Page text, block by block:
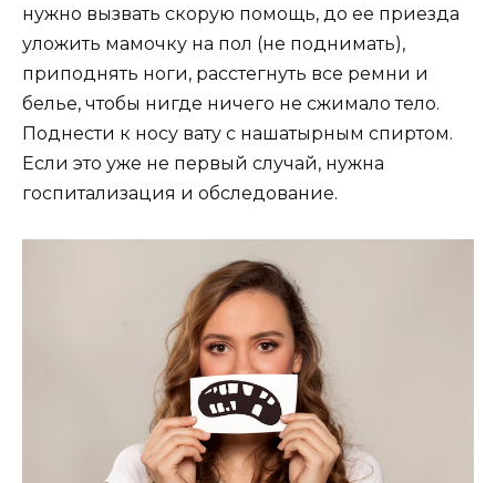
нужно вызвать скорую помощь, до ее приезда
уложить мамочку на пол (не поднимать),
приподнять ноги, расстегнуть все ремни и
белье, чтобы нигде ничего не сжимало тело.
Поднести к носу вату с нашатырным спиртом.
Если это уже не первый случай, нужна
госпитализация и обследование.